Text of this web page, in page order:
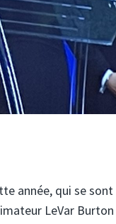
année, qui se sont
LeVar